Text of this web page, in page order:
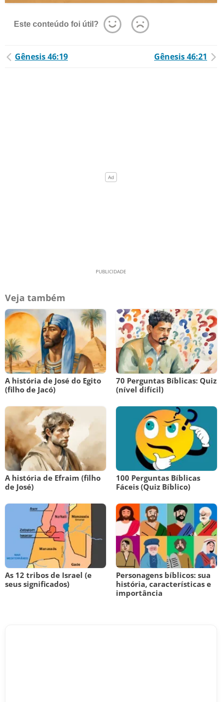
Este conteúdo foi útil?
Gênesis 46:19 Gênesis 46:21
Veja também
A história de José do Egito
(filho de Jacó)
70 Perguntas Bíblicas: Quiz
(nível difícil)
A história de Efraim (filho
de José)
100 Perguntas Bíblicas
Fáceis (Quiz Bíblico)
As 12 tribos de Israel (e
seus significados)
Personagens bíblicos: sua
história, características e
importância